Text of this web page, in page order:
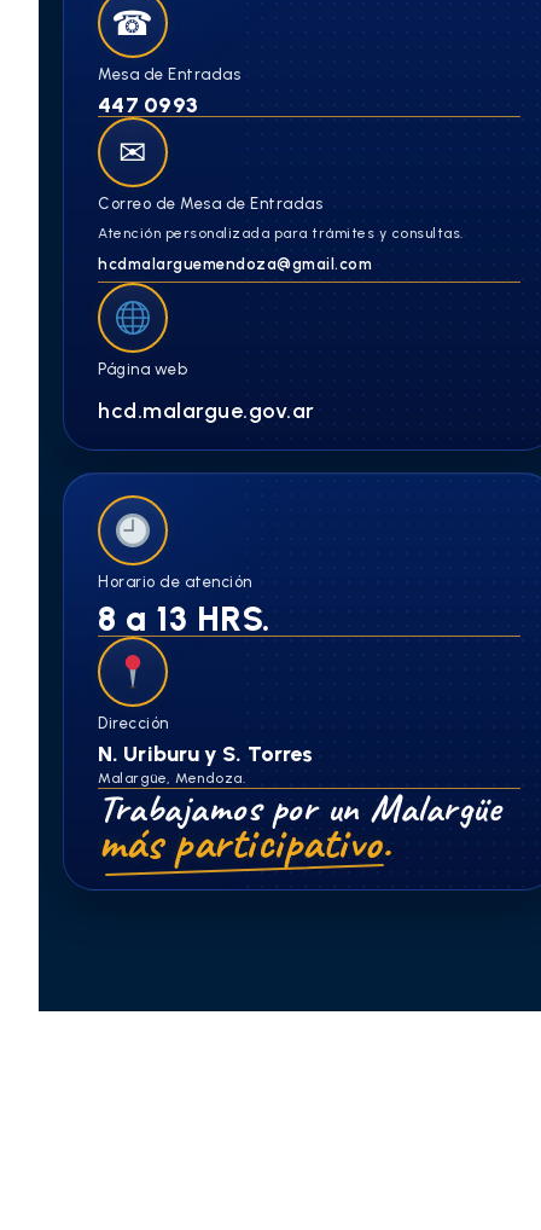
☎
Mesa de Entradas
447 0993
✉
Correo de Mesa de Entradas
Atención personalizada para trámites y consultas.
hcdmalarguemendoza@gmail.com
Página web
hcd.malargue.gov.ar
Horario de atención
8 a 13 HRS.
Dirección
N. Uriburu y S. Torres
Malargüe, Mendoza.
Trabajamos por un Malargüe
más participativo.